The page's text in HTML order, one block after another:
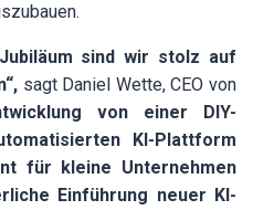
sind wir stolz auf
sagt Daniel Wette, CEO von
von einer DIY-
KI-Plattform
für kleine Unternehmen
Einführung neuer KI-